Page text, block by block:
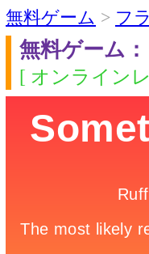
無料ゲーム > フ
無料ゲーム
[ オンライン